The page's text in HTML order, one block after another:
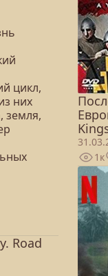
цикл,
них
земля,
Road
1к